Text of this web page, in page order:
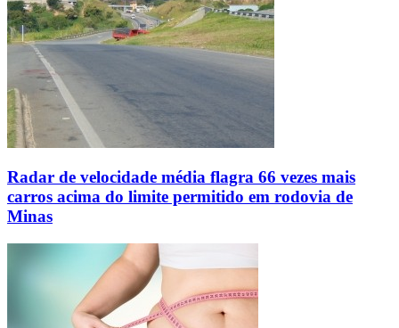
Radar de velocidade média flagra 66 vezes mais
carros acima do limite permitido em rodovia de
Minas